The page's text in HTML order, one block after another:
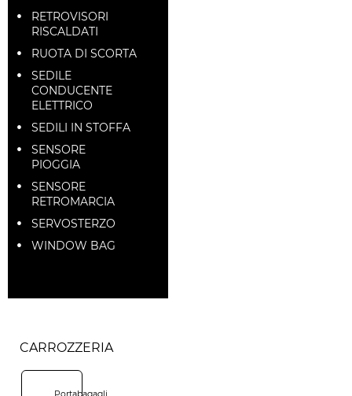
RETROVISORI
RISCALDATI
RUOTA DI SCORTA
SEDILE
CONDUCENTE
ELETTRICO
SEDILI IN STOFFA
SENSORE
PIOGGIA
SENSORE
RETROMARCIA
SERVOSTERZO
WINDOW BAG
CARROZZERIA